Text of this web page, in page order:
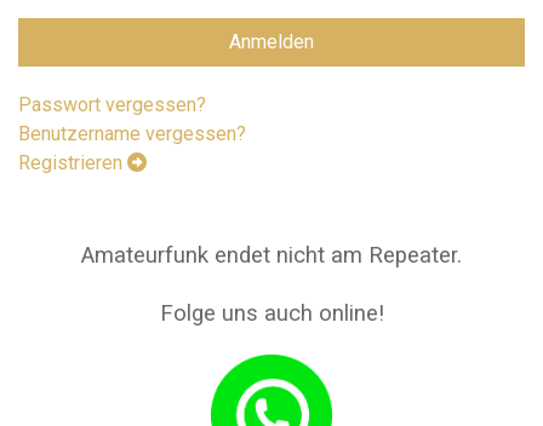
Anmelden
Passwort vergessen?
Benutzername vergessen?
Registrieren
Amateurfunk endet nicht am Repeater.
Folge uns auch online!